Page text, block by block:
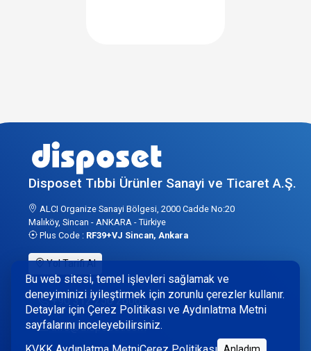
Bu web sitesi, temel işlevleri sağlamak ve
deneyiminizi iyileştirmek için zorunlu çerezler kullanır.
Detaylar için Çerez Politikası ve Aydınlatma Metni
sayfalarını inceleyebilirsiniz.
Disposet Tıbbi Ürünler Sanayi ve Ticaret A.Ş.
ALCI Organize Sanayi Bölgesi, 2000 Cadde No:20
Malıköy, Sincan - ANKARA - Türkiye
Plus Code : RF39+VJ Sincan, Ankara
Yol Tarifi Al
+90 312 256 2606
info@disposet.com